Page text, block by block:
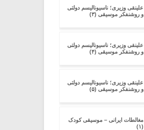
علینقی وزیری؛ ناسیونالیسم دولتی
و روشنفکر موسیقی (۳)
علینقی وزیری؛ ناسیونالیسم دولتی
و روشنفکر موسیقی (۴)
علینقی وزیری؛ ناسیونالیسم دولتی
و روشنفکر موسیقی (۵)
مغالطات ایرانی – موسیقی کودک
(۱)